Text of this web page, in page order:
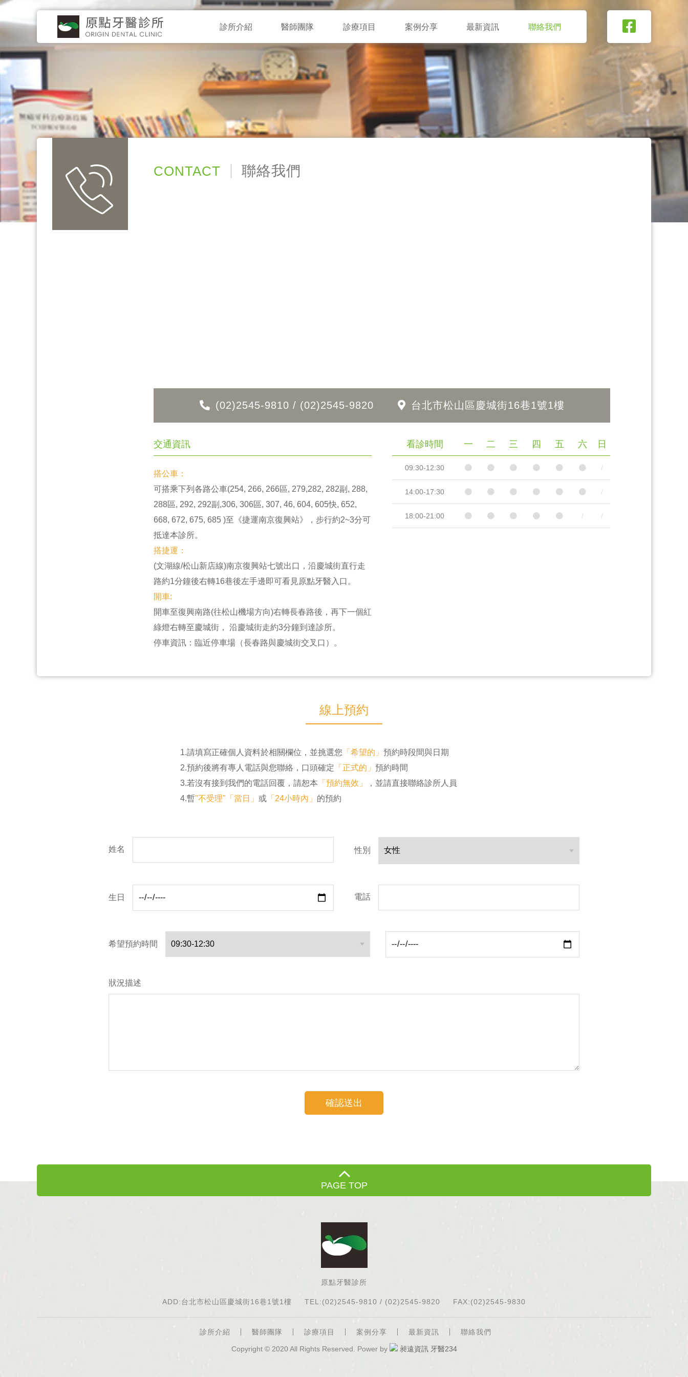
診所介紹 醫師團隊 診療項目 案例分享 最新資訊 聯絡我們
CONTACT 聯絡我們
(02)2545-9810 / (02)2545-9820 台北市松山區慶城街16巷1號1樓
交通資訊
搭公車：
可搭乘下列各路公車(254, 266, 266區, 279,282, 282副, 288,
288區, 292, 292副,306, 306區, 307, 46, 604, 605快, 652,
668, 672, 675, 685 )至《捷運南京復興站》，步行約2~3分可
抵達本診所。
搭捷運：
(文湖線/松山新店線)南京復興站七號出口，沿慶城街直行走
路約1分鐘後右轉16巷後左手邊即可看見原點牙醫入口。
開車:
開車至復興南路(往松山機場方向)右轉長春路後，再下一個紅
綠燈右轉至慶城街， 沿慶城街走約3分鐘到達診所。
停車資訊：臨近停車場（長春路與慶城街交叉口）。
看診時間 一 二 三 四 五 六 日
09:30-12:30 /
14:00-17:30 /
18:00-21:00 / /
線上預約
1.請填寫正確個人資料於相關欄位，並挑選您 「希望的」 預約時段間與日期
2.預約後將有專人電話與您聯絡，口頭確定 「正式的」 預約時間
3.若沒有接到我們的電話回覆，請恕本 「預約無效」
，並請直接聯絡診所人員
4.暫"不受理"「當日」 或 「24小時內」 的預約
姓名 性別
生日 電話
希望預約時間
狀況描述
PAGE TOP
原點牙醫診所
ADD:台北市松山區慶城街16巷1號1樓 TEL:(02)2545-9810 / (02)2545-9820 FAX:(02)2545-9830
診所介紹 醫師團隊 診療項目 案例分享 最新資訊 聯絡我們
Copyright © 2020 All Rights Reserved. Power by 昶遠資訊 牙醫234